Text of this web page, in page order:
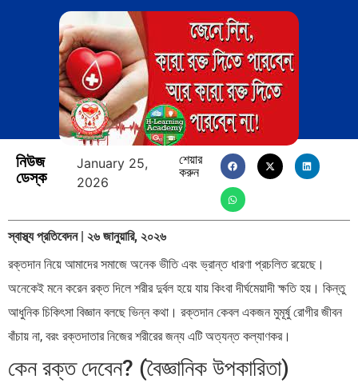
নিউজ
ডেস্ক
January 25,
2026
শেয়ার
করুন
স্বাস্থ্য প্রতিবেদন | ২৬ জানুয়ারি, ২০২৬
রক্তদান নিয়ে আমাদের সমাজে অনেক ভীতি এবং ভ্রান্ত ধারণা প্রচলিত রয়েছে।
অনেকেই মনে করেন রক্ত দিলে শরীর দুর্বল হয়ে যায় কিংবা দীর্ঘমেয়াদী ক্ষতি হয়। কিন্তু
আধুনিক চিকিৎসা বিজ্ঞান বলছে ভিন্ন কথা। রক্তদান কেবল একজন মুমূর্ষু রোগীর জীবন
বাঁচায় না, বরং রক্তদাতার নিজের শরীরের জন্য এটি অত্যন্ত কল্যাণকর।
কেন রক্ত দেবেন? (বৈজ্ঞানিক উপকারিতা)